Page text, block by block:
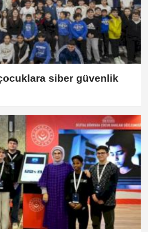
siber güvenlik